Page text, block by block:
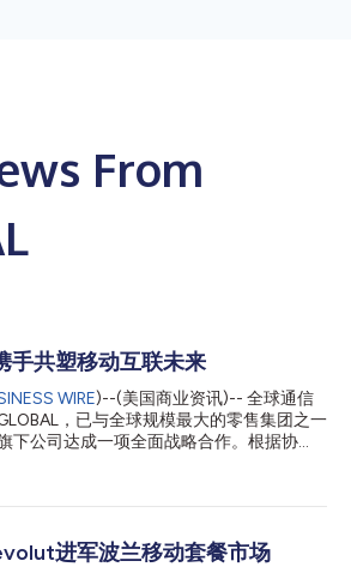
From
手共塑移动互联未来
WIRE)--(美国商业资讯)-- 全球通信
，已与全球规模最大的零售集团之一
公司达成一项全面战略合作。根据协
，1GLOBAL将与欧洲领先食品零售商之一
覆盖的各国市场联合推出本地连接服务。
进军波兰移动套餐市场